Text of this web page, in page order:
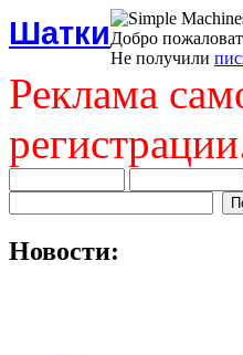
ШаткиДобро
Не получили
Реклама
Новости: